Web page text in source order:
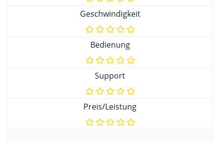
Geschwindigkeit
Bedienung
Support
Preis/Leistung